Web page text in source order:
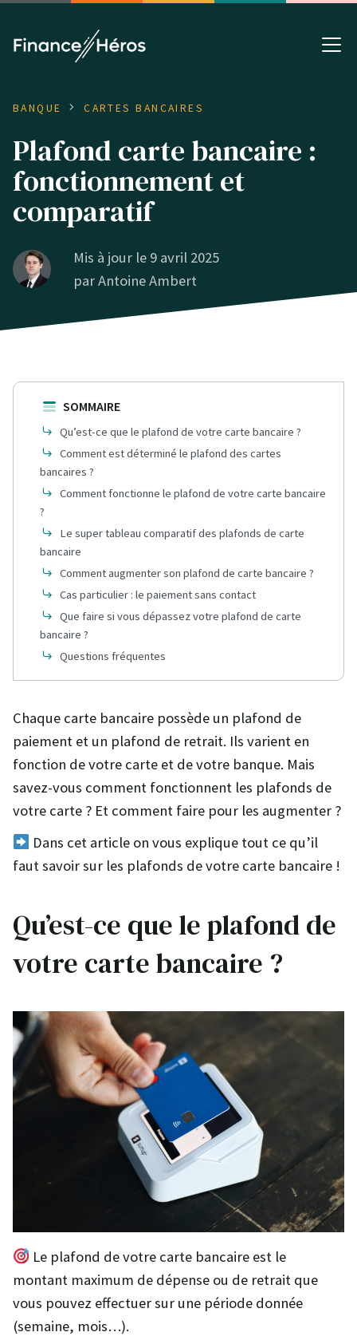
BANQUE CARTES BANCAIRES
Plafond carte bancaire :
fonctionnement et
comparatif
Mis à jour le 9 avril 2025
parAntoine Ambert
SOMMAIRE
Qu’est-ce que le plafond de votre carte bancaire ?
Comment est déterminé le plafond des cartes
bancaires ?
Comment fonctionne le plafond de votre carte bancaire
?
Le super tableau comparatif des plafonds de carte
bancaire
Comment augmenter son plafond de carte bancaire ?
Cas particulier : le paiement sans contact
Que faire si vous dépassez votre plafond de carte
bancaire ?
Questions fréquentes
Chaque carte bancaire possède un plafond de
paiement et un plafond de retrait. Ils varient en
fonction de votre carte et de votre banque. Mais
savez-vous comment fonctionnent les plafonds de
votre carte ? Et comment faire pour les augmenter ?
Dans cet article on vous explique tout ce qu’il
faut savoir sur les plafonds de votre carte bancaire !
Qu’est-ce que le plafond de
votre carte bancaire ?
Le plafond de votre carte bancaire est le
montant maximum de dépense ou de retrait que
vous pouvez effectuer sur une période donnée
(semaine, mois…).